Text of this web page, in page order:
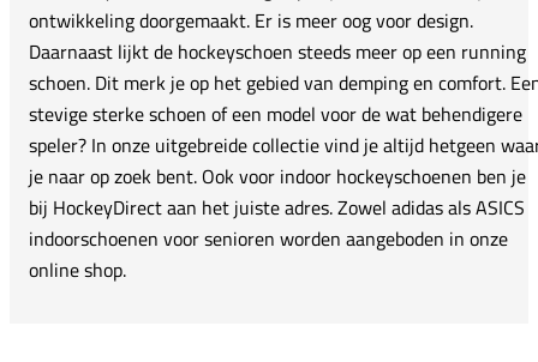
ontwikkeling doorgemaakt. Er is meer oog voor design.
Daarnaast lijkt de hockeyschoen steeds meer op een running
schoen. Dit merk je op het gebied van demping en comfort.
stevige sterke schoen of een model voor de wat behendigere
speler? In onze uitgebreide collectie vind je altijd hetgeen
je naar op zoek bent. Ook voor indoor hockeyschoenen ben je
bij HockeyDirect aan het juiste adres. Zowel adidas als ASICS
indoorschoenen voor senioren worden aangeboden in onze
online shop.